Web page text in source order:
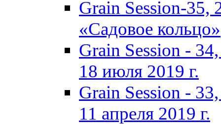
Grain Session-35,
«Садовое кольцо»
Grain Session -
18 июля 2019 г.
Grain Session -
11 апреля 2019 г.